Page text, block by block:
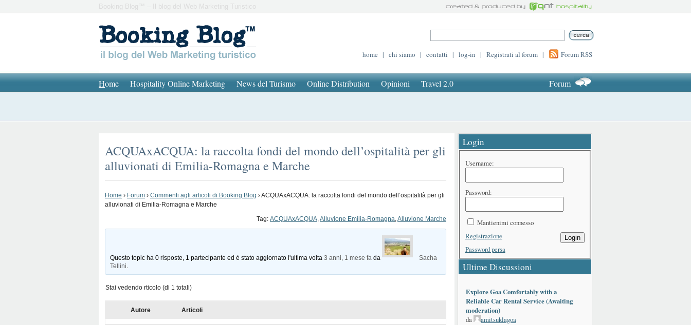
Booking Blog™ – Il blog del Web Marketing Turistico
home | chi siamo | contatti | log-in | Registrati al forum | Forum RSS
Home Hospitality Online Marketing News del Turismo Online Distribution Opinioni Travel 2.0 Forum
ACQUAxACQUA: la raccolta fondi del mondo dell’ospitalità per gli
alluvionati di Emilia-Romagna e Marche
Home › Forum › Commenti agli articoli di Booking Blog ›ACQUAxACQUA: la raccolta fondi del mondo dell’ospitalità per gli
alluvionati di Emilia-Romagna e Marche
Tag: ACQUAxACQUA,Alluvione Emilia-Romagna,Alluvione Marche
Questo topic ha 0 risposte, 1 partecipante ed è stato aggiornato l'ultima volta3 anni, 1 mese fa da
Sacha
Tellini.
Stai vedendo rticolo (di 1 totali)
Autore Articoli
Login
Username:
Password:
Mantienimi connesso
Login
Registrazione
Password persa
Ultime Discussioni
Explore Goa Comfortably with a
Reliable Car Rental Service (Awaiting
moderation)
da
amitsuklagoa